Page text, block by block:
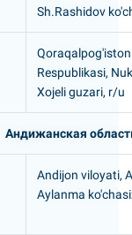
Sh.Rashidov
Qoraqalpog'iston
Respublikasi,
Xojeli guzari, r/u
Андижанская
Andijon viloyati,
Aylanma